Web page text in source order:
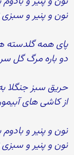
نون و پنیر و
پای همه گلدسته
دو باره مرگ گل
حریق سبز جنگلا
از کاشی های
نون و پنیر و
نون و پنیر و